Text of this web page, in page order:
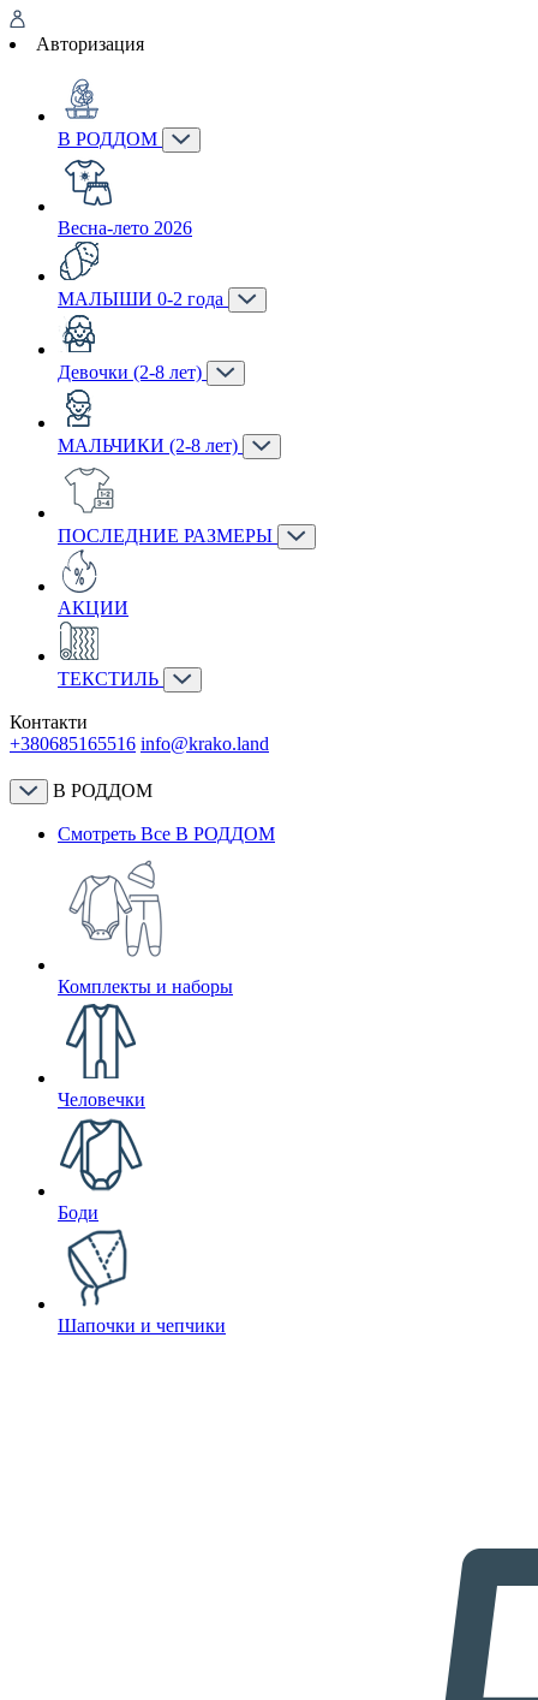
Авторизация
В РОДДОМ
Весна-лето 2026
МАЛЫШИ 0-2 года
Девочки (2-8 лет)
МАЛЬЧИКИ (2-8 лет)
ПОСЛЕДНИЕ РАЗМЕРЫ
АКЦИИ
ТЕКСТИЛЬ
Контакти
+380685165516 info@krako.land
В РОДДОМ
Смотреть Все В РОДДОМ
Комплекты и наборы
Человечки
Боди
Шапочки и чепчики